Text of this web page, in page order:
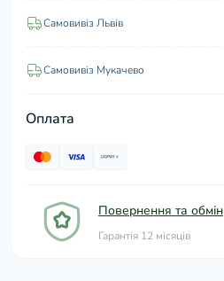
Самовивіз Львів
Самовивіз Мукачево
Оплата
Повернення та обмін
Гарантія 12 місяців